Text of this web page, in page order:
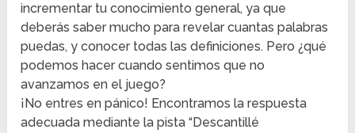
incrementar tu conocimiento general, ya que
deberás saber mucho para revelar cuantas palabras
puedas, y conocer todas las definiciones. Pero ¿qué
podemos hacer cuando sentimos que no
avanzamos en el juego?
¡No entres en pánico! Encontramos la respuesta
adecuada mediante la pista “Descantillé